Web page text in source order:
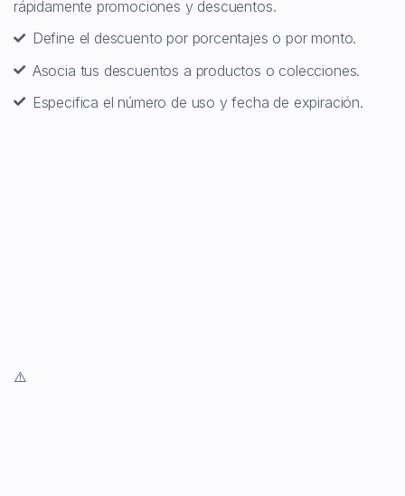
rápidamente promociones y descuentos.
Define el descuento por porcentajes o por monto.
Asocia tus descuentos a productos o colecciones.
Especifica el número de uso y fecha de expiración.